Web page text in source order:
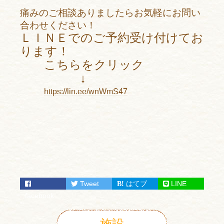
痛みのご相談ありましたらお気軽にお問い
合わせください！
ＬＩＮＥでのご予約受け付けてお
ります！
こちらをクリック
↓
https://lin.ee/wnWmS47
Tweet はてブ LINE